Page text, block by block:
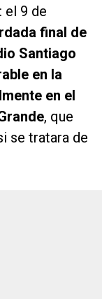
: el 9 de
final de
Santiago
en la
en el
, que
se tratara de